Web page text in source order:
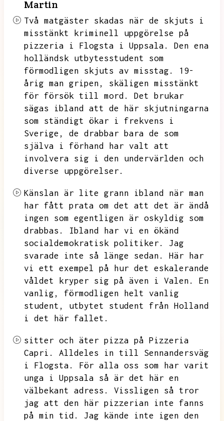
Martin
Två matgäster skadas när de skjuts i
misstänkt kriminell uppgörelse på
pizzeria i Flogsta i Uppsala.
Den ena
holländsk utbytesstudent som
förmodligen skjuts av misstag.
19-
årig man gripen,
skäligen misstänkt
för försök till mord.
Det brukar
sägas ibland att de här skjutningarna
som ständigt ökar i frekvens i
Sverige,
de drabbar bara de som
själva i förhand har valt att
involvera sig i den undervärlden och
diverse uppgörelser.
Känslan är lite grann ibland när man
har fått prata om det att det är ändå
ingen som egentligen är oskyldig som
drabbas.
Ibland har vi en ökänd
socialdemokratisk politiker.
Jag
svarade inte så länge sedan.
Här har
vi ett exempel på hur det eskalerande
våldet kryper sig på även i Valen.
En
vanlig,
förmodligen helt vanlig
student,
utbytet student från Holland
i det här fallet.
sitter och äter pizza på Pizzeria
Capri.
Alldeles in till Sennandersväg
i Flogsta.
För alla oss som har varit
unga i Uppsala så är det här en
välbekant adress.
Vissligen så tror
jag att den här pizzerian inte fanns
på min tid.
Jag kände inte igen den